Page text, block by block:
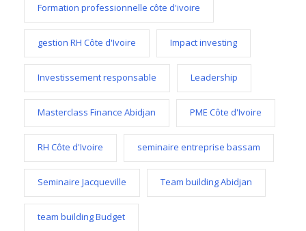
Formation professionnelle côte d'ivoire
gestion RH Côte d'Ivoire Impact investing
Investissement responsable Leadership
Masterclass Finance Abidjan PME Côte d'Ivoire
RH Côte d'Ivoire seminaire entreprise bassam
Seminaire Jacqueville Team building Abidjan
team building Budget